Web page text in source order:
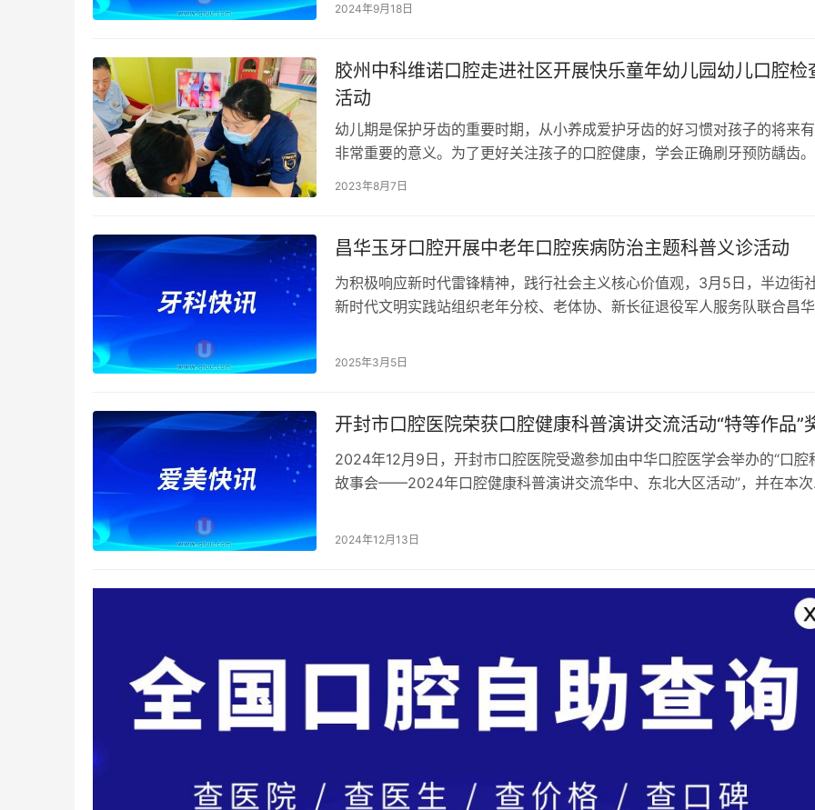
2024年9月18日
胶州中科维诺口腔走进社区开展快乐童年幼儿园幼儿口腔检
活动
幼儿期是保护牙齿的重要时期，从小养成爱护牙齿的好习惯对孩子的将来
非常重要的意义。为了更好关注孩子的口腔健康，学会正确刷牙预防龋齿。
2023年7月中科维诺口腔的医生们来到快乐童年…
2023年8月7日
昌华玉牙口腔开展中老年口腔疾病防治主题科普义诊活动
为积极响应新时代雷锋精神，践行社会主义核心价值观，3月5日，半边街
新时代文明实践站组织老年分校、老体协、新长征退役军人服务队联合昌华
2025年3月5日
开封市口腔医院荣获口腔健康科普演讲交流活动“特等作品”
2024年12月9日，开封市口腔医院受邀参加由中华口腔医学会举办的“口腔
故事会——2024年口腔健康科普演讲交流华中、东北大区活动”，并在本次
2024年12月13日